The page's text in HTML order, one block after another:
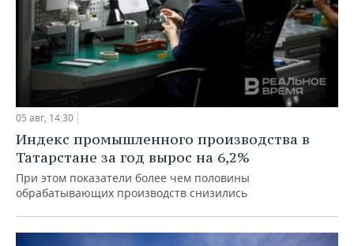
05 авг, 14:30
Индекс промышленного производства в
Татарстане за год вырос на 6,2%
При этом показатели более чем половины
обрабатывающих производств снизились